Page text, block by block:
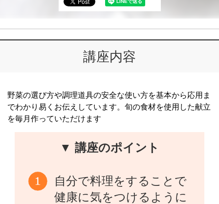
講座内容
野菜の選び方や調理道具の安全な使い方を基本から応用ま
でわかり易くお伝えしています。旬の食材を使用した献立
を毎月作っていただけます
▼ 講座のポイント
自分で料理をすることで
健康に気をつけるように